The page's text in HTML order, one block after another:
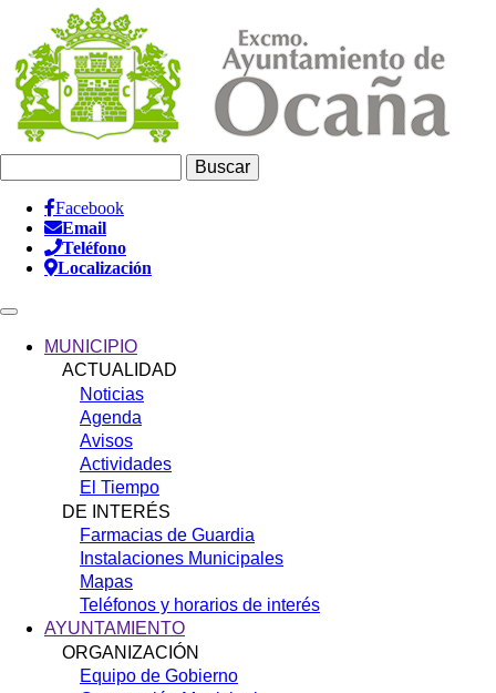
contenido
principal
Información
Header
Facebook
Email
Teléfono
Localización
navigationMUNICIPIO
ACTUALIDAD
Noticias
Agenda
Avisos
Actividades
El Tiempo
DE INTERÉS
Farmacias de Guardia
Instalaciones Municipales
Mapas
Teléfonos y horarios de interés
AYUNTAMIENTO
ORGANIZACIÓN
Equipo de Gobierno